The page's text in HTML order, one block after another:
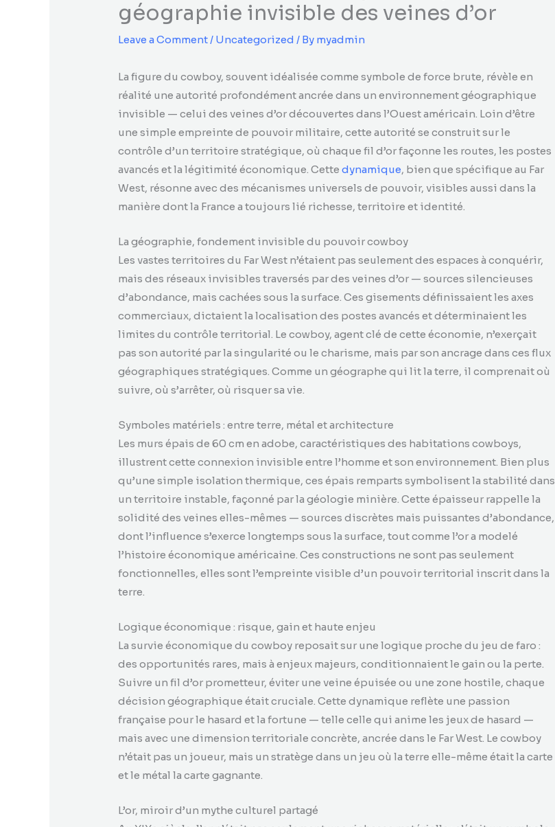
géographie invisible des veines d’or
Leave a Comment/ Uncategorized / By myadmin
La figure du cowboy, souvent idéalisée comme symbole de force brute, révèle en
réalité une autorité profondément ancrée dans un environnement géographique
invisible — celui des veines d’or découvertes dans l’Ouest américain. Loin d’être
une simple empreinte de pouvoir militaire, cette autorité se construit sur le
contrôle d’un territoire stratégique, où chaque fil d’or façonne les routes, les postes
avancés et la légitimité économique. Cettedynamique, bien que spécifique au Far
West, résonne avec des mécanismes universels de pouvoir, visibles aussi dans la
manière dont la France a toujours lié richesse, territoire et identité.
La géographie, fondement invisible du pouvoir cowboy
Les vastes territoires du Far West n’étaient pas seulement des espaces à conquérir,
mais des réseaux invisibles traversés par des veines d’or — sources silencieuses
d’abondance, mais cachées sous la surface. Ces gisements définissaient les axes
commerciaux, dictaient la localisation des postes avancés et déterminaient les
limites du contrôle territorial. Le cowboy, agent clé de cette économie, n’exerçait
pas son autorité par la singularité ou le charisme, mais par son ancrage dans ces flux
géographiques stratégiques. Comme un géographe qui lit la terre, il comprenait où
suivre, où s’arrêter, où risquer sa vie.
Symboles matériels : entre terre, métal et architecture
Les murs épais de 60 cm en adobe, caractéristiques des habitations cowboys,
illustrent cette connexion invisible entre l’homme et son environnement. Bien plus
qu’une simple isolation thermique, ces épais remparts symbolisent la stabilité dans
un territoire instable, façonné par la géologie minière. Cette épaisseur rappelle la
solidité des veines elles-mêmes — sources discrètes mais puissantes d’abondance,
dont l’influence s’exerce longtemps sous la surface, tout comme l’or a modelé
l’histoire économique américaine. Ces constructions ne sont pas seulement
fonctionnelles, elles sont l’empreinte visible d’un pouvoir territorial inscrit dans la
terre.
Logique économique : risque, gain et haute enjeu
La survie économique du cowboy reposait sur une logique proche du jeu de faro :
des opportunités rares, mais à enjeux majeurs, conditionnaient le gain ou la perte.
Suivre un fil d’or prometteur, éviter une veine épuisée ou une zone hostile, chaque
décision géographique était cruciale. Cette dynamique reflète une passion
française pour le hasard et la fortune — telle celle qui anime les jeux de hasard —
mais avec une dimension territoriale concrète, ancrée dans le Far West. Le cowboy
n’était pas un joueur, mais un stratège dans un jeu où la terre elle-même était la carte
et le métal la carte gagnante.
L’or, miroir d’un mythe culturel partagé